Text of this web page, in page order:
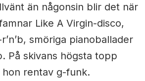
än någonsin blir det när
Like A Virgin-disco,
smöriga pianoballader
På skivans högsta topp
rentav g-funk.